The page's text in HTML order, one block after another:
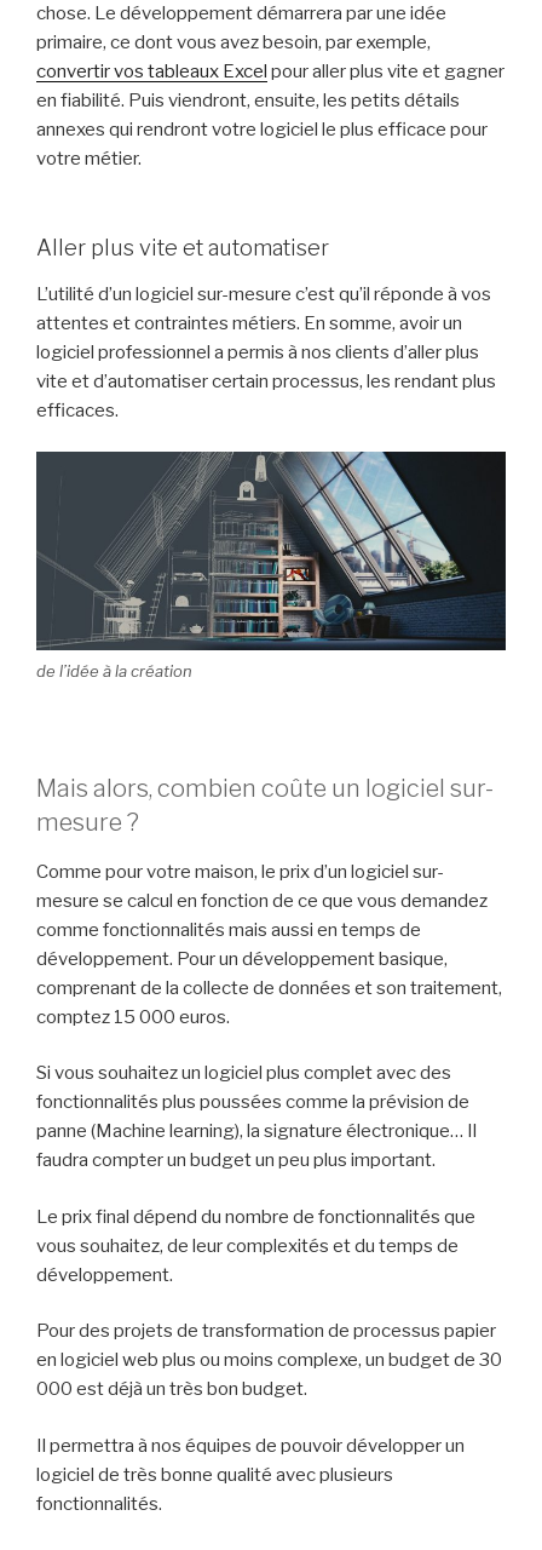
chose. Le développement démarrera par une idée
primaire, ce dont vous avez besoin, par exemple,
convertir vos tableaux Excel pour aller plus vite et gagner
en fiabilité. Puis viendront, ensuite, les petits détails
annexes qui rendront votre logiciel le plus efficace pour
votre métier.
Aller plus vite et automatiser
L’utilité d’un logiciel sur-mesure c’est qu’il réponde à vos
attentes et contraintes métiers. En somme, avoir un
logiciel professionnel a permis à nos clients d’aller plus
vite et d’automatiser certain processus, les rendant plus
efficaces.
de l’idée à la création
Mais alors, combien coûte un logiciel sur-
mesure ?
Comme pour votre maison, le prix d’un logiciel sur-
mesure se calcul en fonction de ce que vous demandez
comme fonctionnalités mais aussi en temps de
développement. Pour un développement basique,
comprenant de la collecte de données et son traitement,
comptez 15 000 euros.
Si vous souhaitez un logiciel plus complet avec des
fonctionnalités plus poussées comme la prévision de
panne (Machine learning), la signature électronique… Il
faudra compter un budget un peu plus important.
Le prix final dépend du nombre de fonctionnalités que
vous souhaitez, de leur complexités et du temps de
développement.
Pour des projets de transformation de processus papier
en logiciel web plus ou moins complexe, un budget de 30
000 est déjà un très bon budget.
Il permettra à nos équipes de pouvoir développer un
logiciel de très bonne qualité avec plusieurs
fonctionnalités.